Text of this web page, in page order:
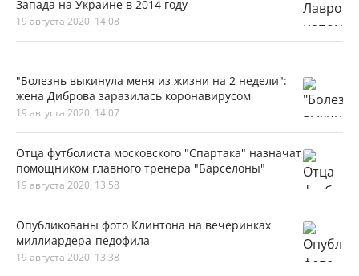
Запада на Украине в 2014 году
19 августа 2020, 14:08
"Болезнь выкинула меня из жизни на 2 недели":
жена Диброва заразилась коронавирусом
19 августа 2020, 14:07
Отца футболиста московского "Спартака" назначат
помощником главного тренера "Барселоны"
19 августа 2020, 13:58
Опубликованы фото Клинтона на вечеринках
миллиардера-педофила
19 августа 2020, 13:38